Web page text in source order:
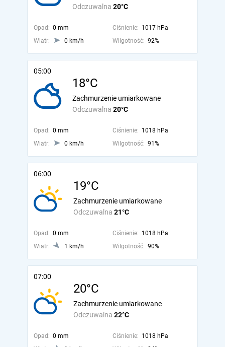
Odczuwalna 20°C
Opad: 0 mm Ciśnienie: 1017 hPa
Wiatr:
0 km/h Wilgotność: 92%
05:00
18°C
Odczuwalna 20°C
Zachmurzenie umiarkowane
Opad: 0 mm Ciśnienie: 1018 hPa
Wiatr:
0 km/h Wilgotność: 91%
06:00
19°C
Odczuwalna 21°C
Zachmurzenie umiarkowane
Opad: 0 mm Ciśnienie: 1018 hPa
Wiatr:
1 km/h Wilgotność: 90%
07:00
20°C
Odczuwalna 22°C
Zachmurzenie umiarkowane
Opad: 0 mm Ciśnienie: 1018 hPa